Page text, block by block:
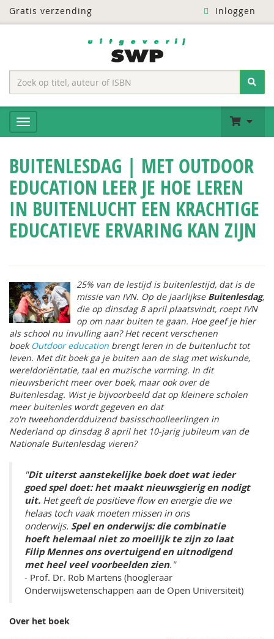
Gratis verzending Inloggen
BUITENLESDAG | MET OUTDOOR
EDUCATION LEER JE HOE LEREN
IN BUITENLUCHT EEN KRACHTIGE
EDUCATIEVE ERVARING KAN ZIJN
25% van de lestijd is buitenlestijd, dat is de
missie van IVN. Op de jaarlijkse Buitenlesdag,
die op dinsdag 8 april plaatsvindt, roept IVN
op om naar buiten te gaan. Hoe geef je hier
als school nu invulling aan? Het recent verschenen
boekOutdoor education brengt leren in de buitenlucht tot
leven. Met dit boek ga je buiten aan de slag met wiskunde,
wereldoriëntatie, taal en muzische vorming. In dit
nieuwsbericht meer over boek, maar ook over de
Buitenlesdag. Wist je bijvoorbeeld dat op kleinere scholen
meer buitenles wordt gegeven en dat
zo'n tweehonderdduizend basisschoolleerlingen in
Nederland op dinsdag 8 april het 10-jarig jubileum van de
Nationale Buitenlesdag vieren?
"Dit uiterst aanstekelijke boek doet wat ieder
goed spel doet: het maakt nieuwsgierig en nodigt
uit. Het geeft de positieve flow en energie die we
helaas toch vaak moeten missen in ons
onderwijs. Spel en onderwijs: die combinatie
hoeft helemaal niet zo moeilijk te zijn zo laat
Filip Mennes ons overtuigend en uitnodigend
met heel veel voorbeelden zien."
- Prof. Dr. Rob Martens (hoogleraar
Onderwijswetenschappen aan de Open Universiteit)
Over het boek